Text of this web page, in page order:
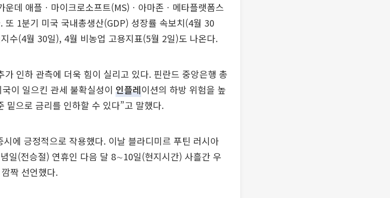
데 애플ㆍ마이크로소프트(MS)ㆍ아마존ㆍ메타플랫폼스
또 1분기 미국 국내총생산(GDP) 성장률 속보치(4월 30
수(4월 30일), 4월 비농업 고용지표(5월 2일)도 나온다.
가 인하 관측에 더욱 힘이 실리고 있다. 핀란드 중앙은행 총
이 일으킨 관세 불확실성이 인플레이션의 하방 위험을 높
밑으로 금리를 인하할 수 있다”고 말했다.
에 긍정적으로 작용했다. 이날 블라디미르 푸틴 러시아
일(전승절) 연휴인 다음 달 8∼10일(현지시간) 사흘간 우
짝 선언했다.